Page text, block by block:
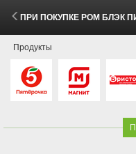
ПРИ ПОКУПКЕ РОМ БЛЭК ПИРЛ УАЙТ 0,7 л ГАЗ. НАПИТОК ЭКСПОРТ
Продукты